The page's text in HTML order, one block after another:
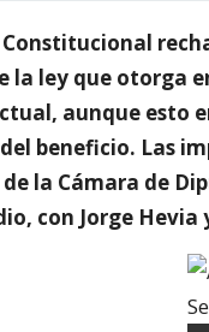
Constitucional
la ley que otorga
aunque esto
beneficio. Las
la Cámara de
con Jorge